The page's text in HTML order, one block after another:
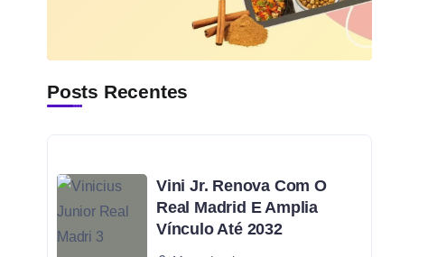
Posts Recentes
Vini Jr. Renova Com O
Real Madrid E Amplia
Vínculo Até 2032